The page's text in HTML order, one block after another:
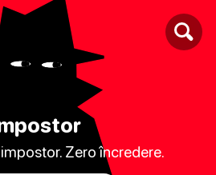
Zero încredere.